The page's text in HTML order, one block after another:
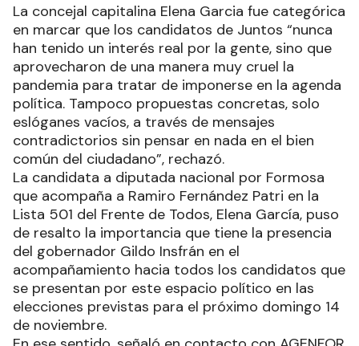
La concejal capitalina Elena Garcia fue categórica
en marcar que los candidatos de Juntos “nunca
han tenido un interés real por la gente, sino que
aprovecharon de una manera muy cruel la
pandemia para tratar de imponerse en la agenda
política. Tampoco propuestas concretas, solo
eslóganes vacíos, a través de mensajes
contradictorios sin pensar en nada en el bien
común del ciudadano”, rechazó.
La candidata a diputada nacional por Formosa
que acompaña a Ramiro Fernández Patri en la
Lista 501 del Frente de Todos, Elena García, puso
de resalto la importancia que tiene la presencia
del gobernador Gildo Insfrán en el
acompañamiento hacia todos los candidatos que
se presentan por este espacio político en las
elecciones previstas para el próximo domingo 14
de noviembre.